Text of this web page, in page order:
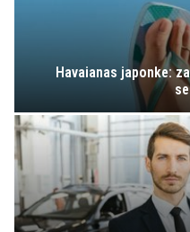
Havaianas japonke: